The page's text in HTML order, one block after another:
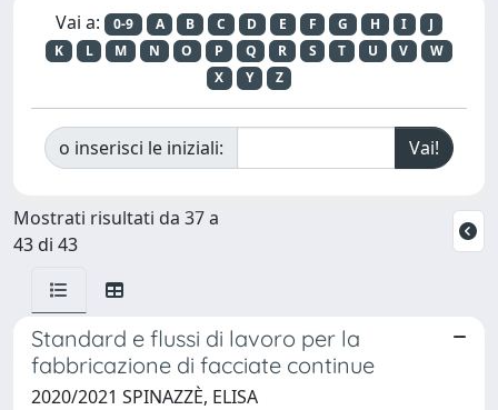
Vai a: 0-9 A B C D E F G H I
J
K
L M N O P Q R S T U V
W
X
Y Z
o inserisci le iniziali:
Mostrati risultati da 37 a
43 di 43
Standard e flussi di lavoro per la
fabbricazione di facciate continue
2020/2021 SPINAZZÈ, ELISA